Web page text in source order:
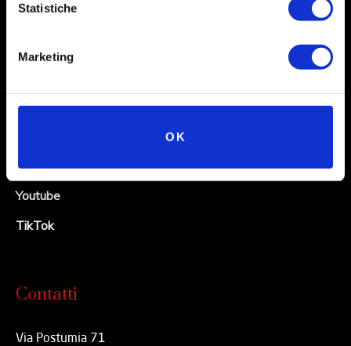
Statistiche
Marketing
OK
Facebook
Linkedin
Youtube
TikTok
Contatti
Via Postumia 71